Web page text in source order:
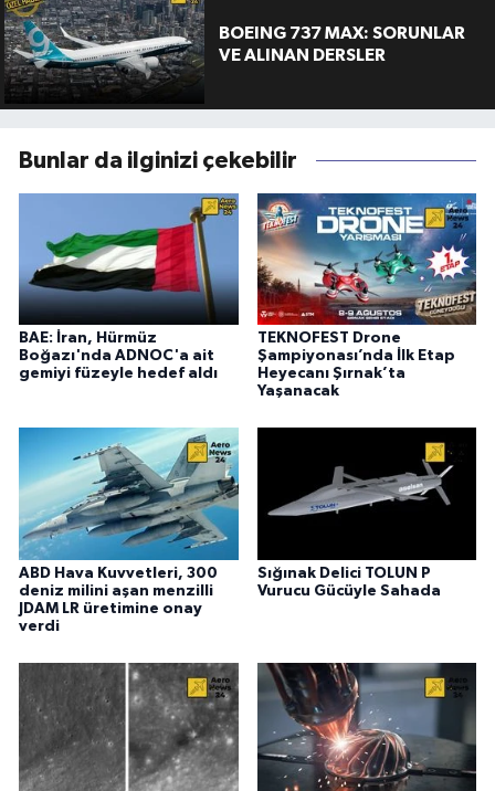
BOEING 737 MAX: SORUNLAR
VE ALINAN DERSLER
Bunlar da ilginizi çekebilir
BAE: İran, Hürmüz
Boğazı'nda ADNOC'a ait
gemiyi füzeyle hedef aldı
TEKNOFEST Drone
Şampiyonası’nda İlk Etap
Heyecanı Şırnak’ta
Yaşanacak
ABD Hava Kuvvetleri, 300
deniz milini aşan menzilli
JDAM LR üretimine onay
verdi
Sığınak Delici TOLUN P
Vurucu Gücüyle Sahada